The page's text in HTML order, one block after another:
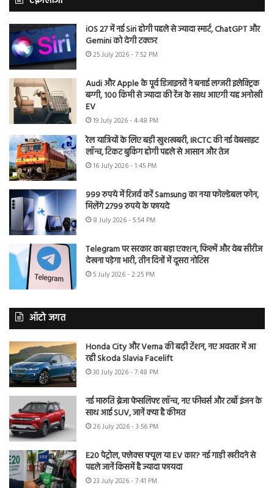
iOS 27 में नई Siri होगी पहले से ज्यादा स्मार्ट, ChatGPT और
Gemini को देगी टक्कर
25 July 2026 - 7:52 PM
Audi और Apple के पूर्व डिजाइनरों ने बनाई लग्जरी इलेक्ट्रिक
बग्गी, 100 किमी से ज्यादा की रेंज के साथ आएगी यह अनोखी
EV
19 July 2026 - 4:48 PM
रेल यात्रियों के लिए बड़ी खुशखबरी, IRCTC की नई वेबसाइट
लॉन्च, टिकट बुकिंग होगी पहले से आसान और तेज
16 July 2026 - 1:45 PM
999 रुपये में रिजर्व करें Samsung का नया फोल्डेबल फोन,
मिलेंगे 2799 रुपये के फायदे
8 July 2026 - 5:54 PM
Telegram पर सरकार का बड़ा एक्शन, फिल्में और वेब सीरीज
देखना पड़ेगा भारी, तीन दिनों में दूसरा नोटिस
5 July 2026 - 2:25 PM
ऑटो जगत
Honda City और Verna की बढ़ी टेंशन, नए अवतार में आ
रही Skoda Slavia Facelift
30 July 2026 - 7:48 PM
नई मारुति ब्रेजा फेसलिफ्ट लॉन्च, नए फीचर्स और टर्बो इंजन के
साथ आई SUV, जानें क्या है कीमत
26 July 2026 - 3:56 PM
E20 पेट्रोल, फ्लेक्स फ्यूल या EV कार? नई गाड़ी खरीदने से
पहले जानें किसमें है ज्यादा फायदा
23 July 2026 - 7:41 PM